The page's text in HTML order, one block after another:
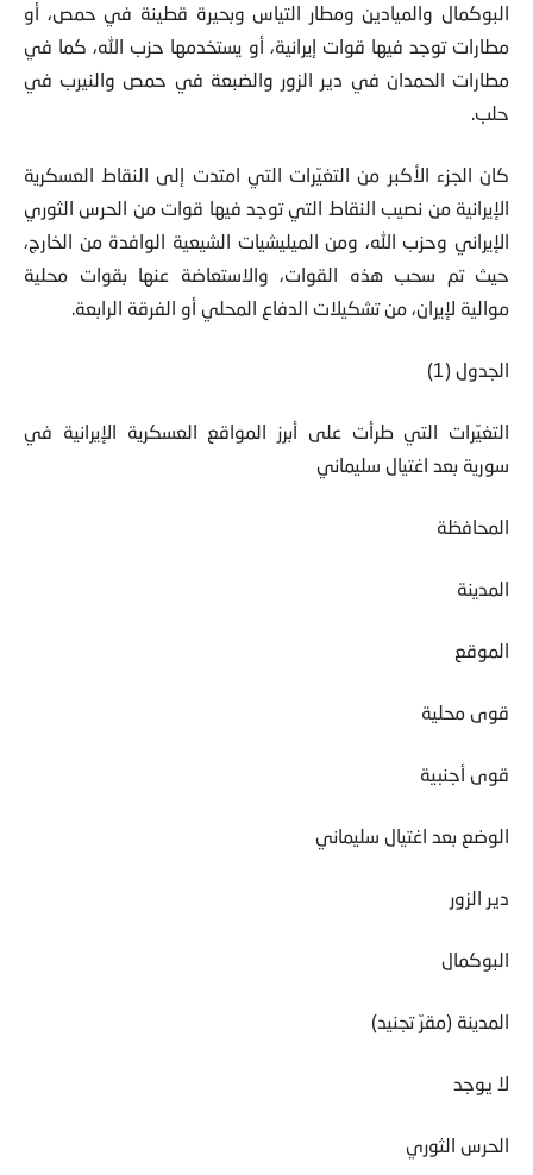
البوكمال والميادين ومطار التياس وبحيرة قطينة في حمص، أو
مطارات توجد فيها قوات إيرانية، أو يستخدمها حزب الله، كما في
مطارات الحمدان في دير الزور والضبعة في حمص والنيرب في
حلب.
كان الجزء الأكبر من التغيّرات التي امتدت إلى النقاط العسكرية
الإيرانية من نصيب النقاط التي توجد فيها قوات من الحرس الثوري
الإيراني وحزب الله، ومن الميليشيات الشيعية الوافدة من الخارج،
حيث تم سحب هذه القوات، والاستعاضة عنها بقوات محلية
موالية لإيران، من تشكيلات الدفاع المحلي أو الفرقة الرابعة.
الجدول (1)
التغيّرات التي طرأت على أبرز المواقع العسكرية الإيرانية في
سورية بعد اغتيال سليماني
المحافظة
المدينة
الموقع
قوى محلية
قوى أجنبية
الوضع بعد اغتيال سليماني
دير الزور
البوكمال
المدينة (مقرّ تجنيد)
لا يوجد
الحرس الثوري